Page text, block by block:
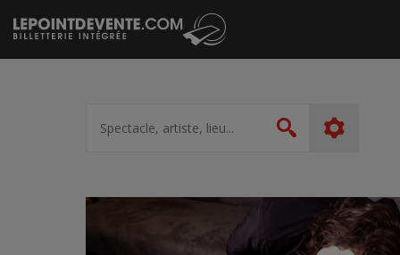
Passer
au
contenu
artiste,
lieu...
Rechercher